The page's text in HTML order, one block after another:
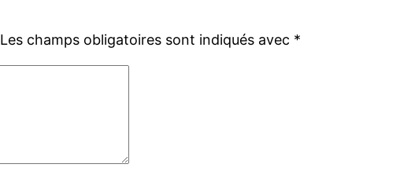
Les champs obligatoires sont indiqués avec *